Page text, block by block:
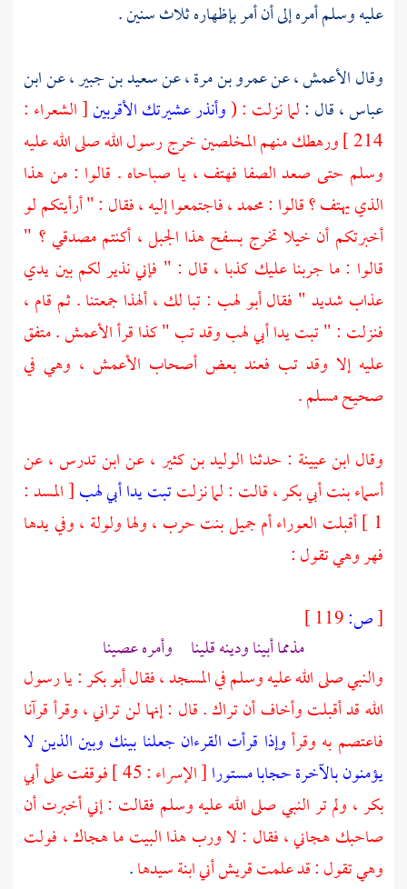
عليه وسلم أمره إلى أن أمر بإظهاره ثلاث سنين .
وقالالأعمش ،عنعمرو بن مرة ،عنسعيد بن جبير ،عنابن
عباس ،قال :لما نزلت : (وأنذر عشيرتك الأقربين[ الشعراء :
214 ] ورهطك منهم المخلصين خرج رسول الله صلى الله عليه
وسلم حتى صعدالصفا فهتف ، يا صباحاه . قالوا : من هذا
الذي يهتف ؟ قالوا :محمد ،فاجتمعوا إليه ، فقال : " أرأيتكم لو
أخبرتكم أن خيلا تخرج بسفح هذا الجبل ، أكنتم مصدقي ؟ "
قالوا : ما جربنا عليك كذبا ، قال : " فإني نذير لكم بين يدي
عذاب شديد " فقالأبو لهب : تبا لك ، ألهذا جمعتنا . ثم قام ،
فنزلت : " تبت يدا أبي لهب وقد تب " كذا قرأالأعمش. متفق
عليه إلا وقد تب فعند بعض أصحاب الأعمش ، وهي في
صحيحمسلم.
وقال ابن عيينة : حدثنا الوليد بن كثير ،عنابن تدرس ،عن
أسماء بنت أبي بكر ،قالت : لما نزلتتبت يدا أبي لهب[ المسد :
1 ] أقبلت
العوراء أم جميل بنت حرب ،ولها ولولة ، وفي يدها
فهر وهي تقول :
[ص:
مذمما أبينا ودينه قلينا وأمره عصينا
والنبي صلى الله عليه وسلم في المسجد ، فقالأبو بكر: يا رسول
الله قد أقبلت وأخاف أن تراك . قال : إنها لن تراني ، وقرأ قرآنا
فاعتصم به وقرأوإذا قرأت القرءان جعلنا بينك وبين الذين لا
يؤمنون بالآخرة حجابا مستورا[ الإسراء : 45 ] فوقفت على
أبي
بكر ، ولم تر النبي صلى الله عليه وسلم فقالت : إني أخبرت أن
صاحبك هجاني ، فقال : لا ورب هذا البيت ما هجاك ، فولت
وهي تقول : قد علمتقريشأني ابنة سيدها.